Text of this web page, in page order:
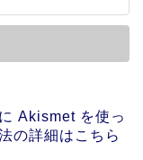
Akismet を使っ
の詳細はこちら